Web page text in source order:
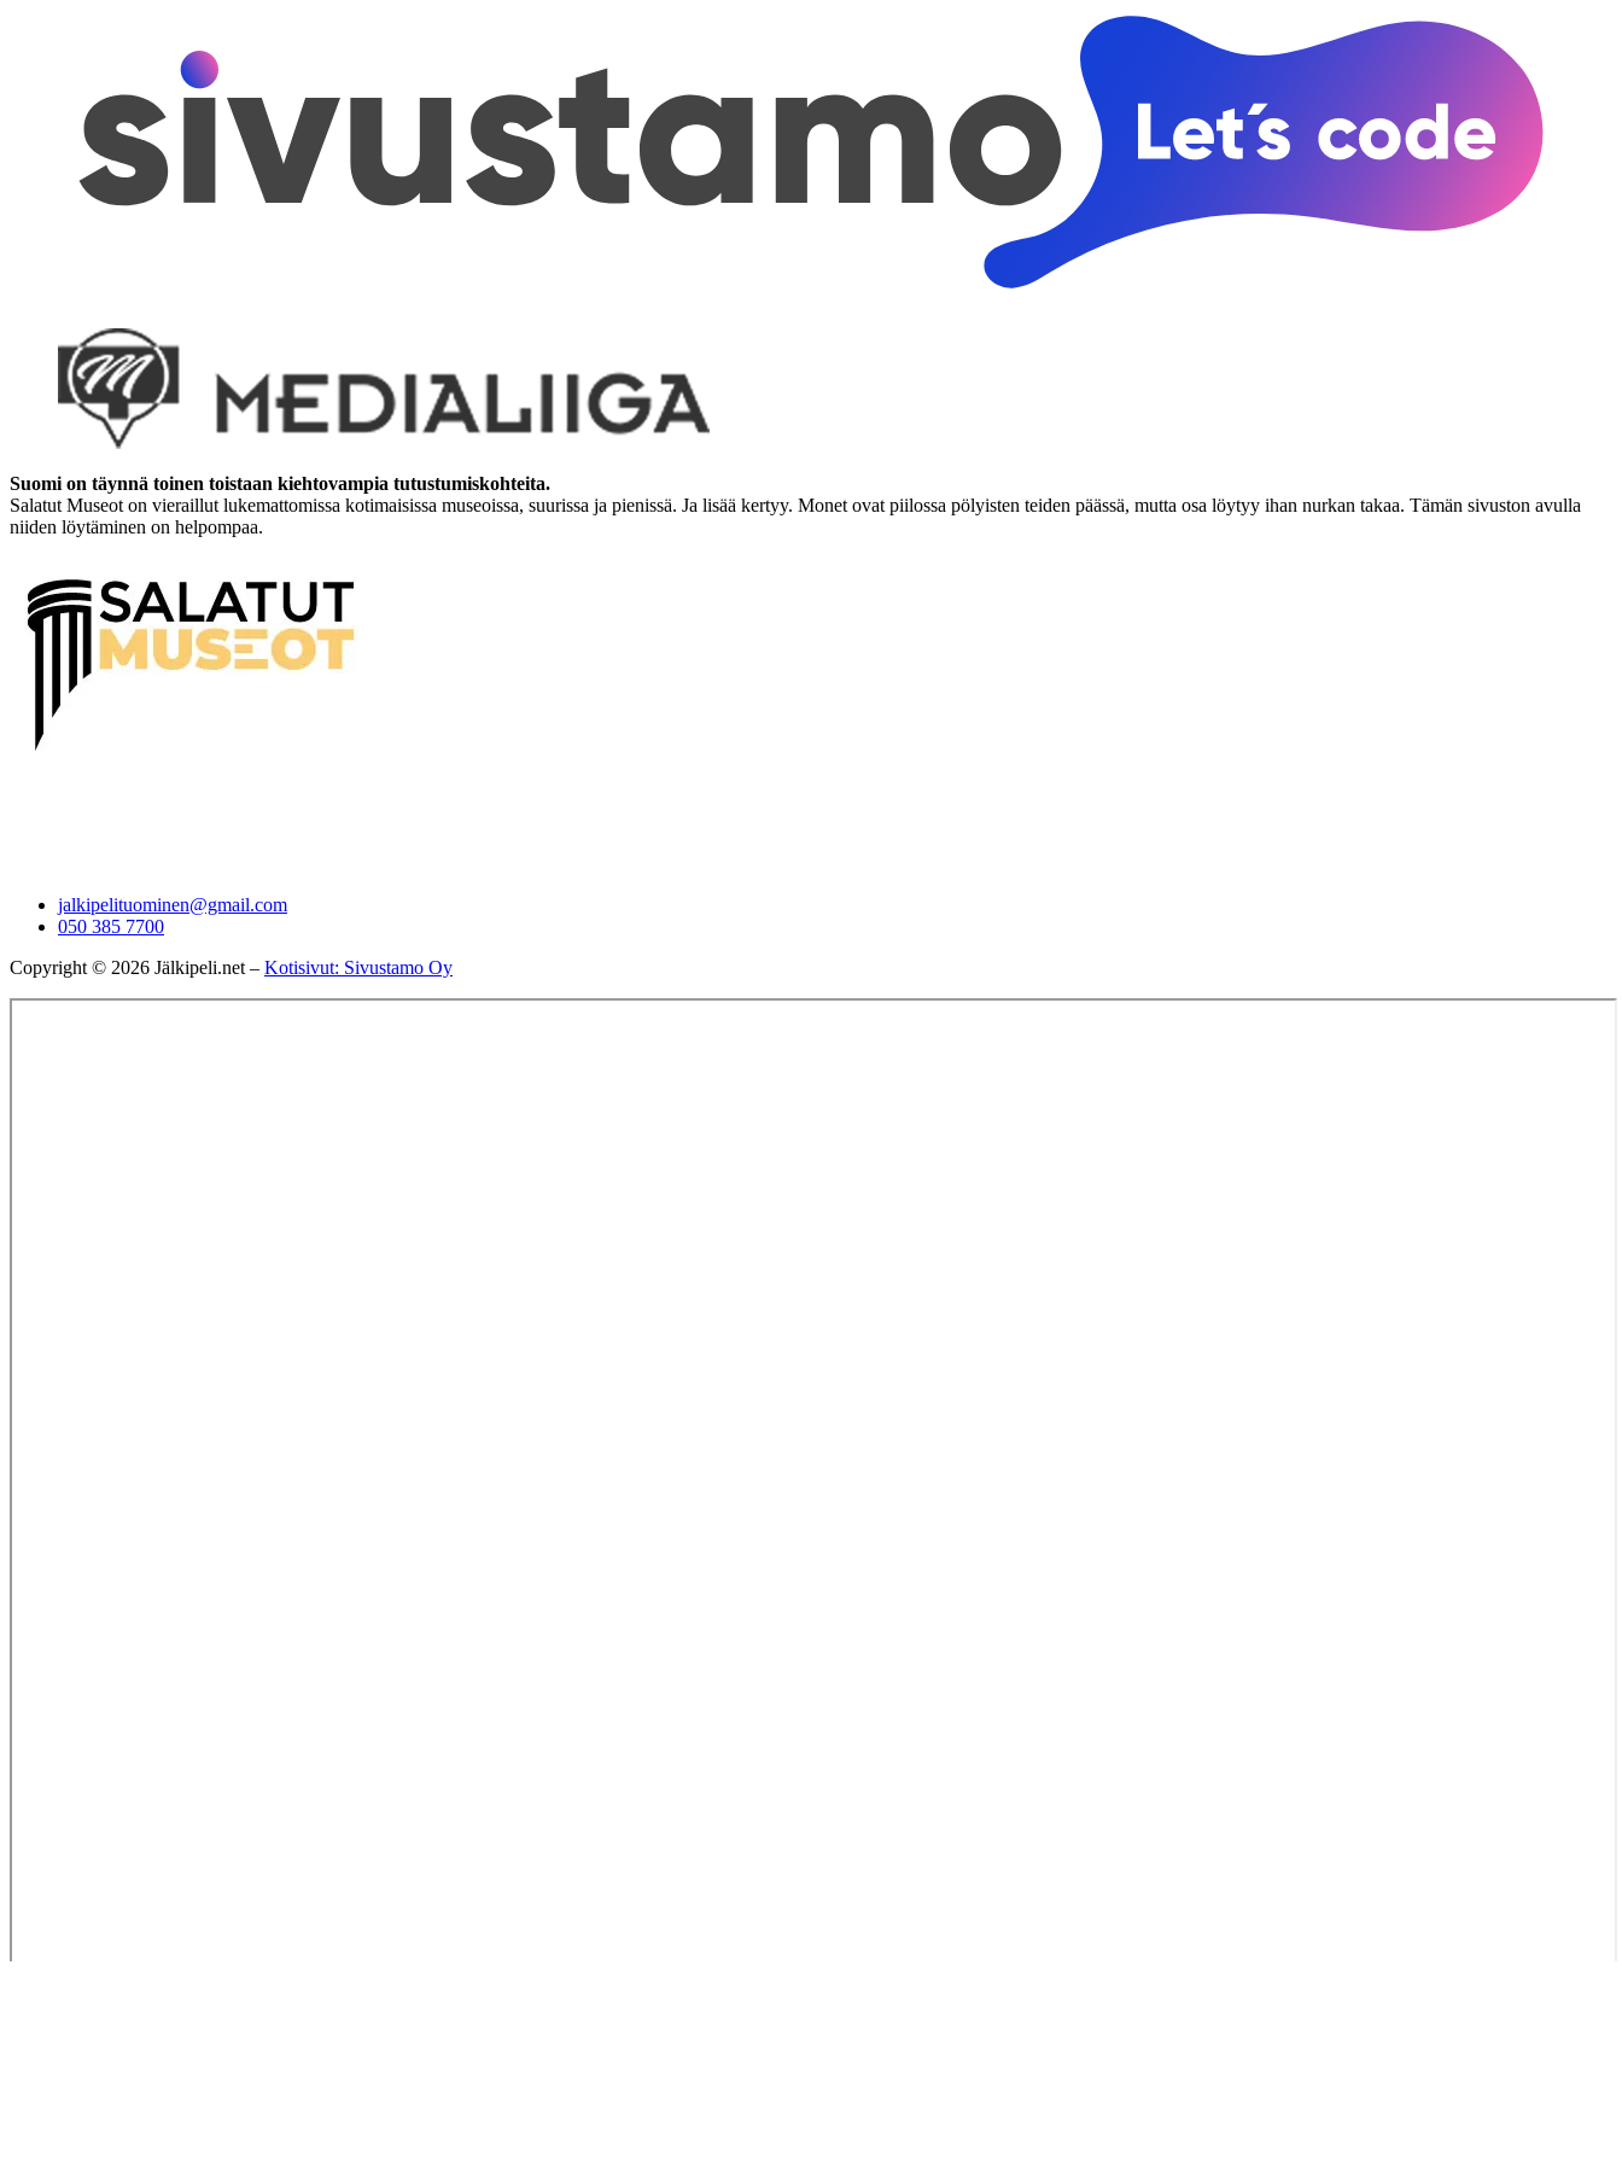
Suomi on täynnä toinen toistaan kiehtovampia tutustumiskohteita.
Salatut Museot on vieraillut lukemattomissa kotimaisissa museoissa, suurissa ja pienissä. Ja lisää kertyy. Monet ovat piilossa pölyisten teiden päässä, mutta osa löytyy ihan nurkan takaa. Tämän sivuston avulla
niiden löytäminen on helpompaa.
jalkipelituominen@gmail.com
050 385 7700
Copyright © 2026 Jälkipeli.net – Kotisivut: Sivustamo Oy